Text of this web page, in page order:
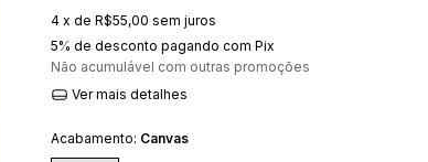
4 x de R$55,00 sem juros
5% de desconto pagando com Pix
Não acumulável com outras promoções
Ver mais detalhes
Acabamento: Canvas